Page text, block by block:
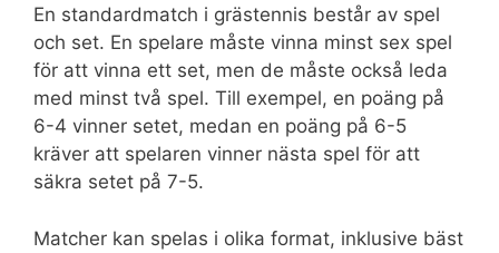
En standardmatch i grästennis består av spel
och set. En spelare måste vinna minst sex spel
för att vinna ett set, men de måste också leda
med minst två spel. Till exempel, en poäng på
6-4 vinner setet, medan en poäng på 6-5
kräver att spelaren vinner nästa spel för att
säkra setet på 7-5.
Matcher kan spelas i olika format, inklusive bäst